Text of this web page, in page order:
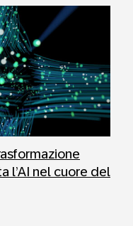
l’AI nel cuore del